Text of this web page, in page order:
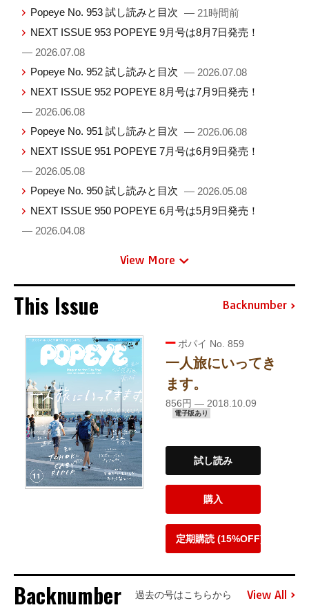
Popeye No. 953 試し読みと目次 — 21時間前
NEXT ISSUE 953 POPEYE 9月号は8月7日発売！
— 2026.07.08
Popeye No. 952 試し読みと目次 — 2026.07.08
NEXT ISSUE 952 POPEYE 8月号は7月9日発売！
— 2026.06.08
Popeye No. 951 試し読みと目次 — 2026.06.08
NEXT ISSUE 951 POPEYE 7月号は6月9日発売！
— 2026.05.08
Popeye No. 950 試し読みと目次 — 2026.05.08
NEXT ISSUE 950 POPEYE 6月号は5月9日発売！
— 2026.04.08
View More
This Issue Backnumber
ポパイ No. 859
一人旅にいってき
ます。
856円 — 2018.10.09
電子版あり
試し読み
購入
定期購読 (15%OFF)
Backnumber 過去の号はこちらから View All